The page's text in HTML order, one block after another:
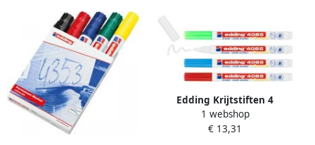
Edding Krijtstiften 4
kleuren krijtmarkers
Puntdikte van 1-2 mm
1 webshop
€ 13,31